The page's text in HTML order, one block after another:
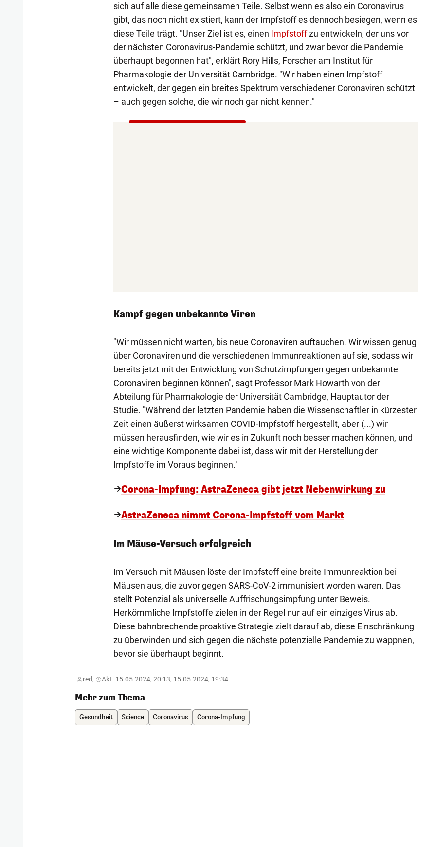
sich auf alle diese gemeinsamen Teile. Selbst wenn es also ein Coronavirus
gibt, das noch nicht existiert, kann der Impfstoff es dennoch besiegen, wenn es
diese Teile trägt. "Unser Ziel ist es, einen Impfstoffzu entwickeln, der uns vor
der nächsten Coronavirus-Pandemie schützt, und zwar bevor die Pandemie
überhaupt begonnen hat", erklärt Rory Hills, Forscher am Institut für
Pharmakologie der Universität Cambridge. "Wir haben einen Impfstoff
entwickelt, der gegen ein breites Spektrum verschiedener Coronaviren schützt
– auch gegen solche, die wir noch gar nicht kennen."
Kampf gegen unbekannte Viren
"Wir müssen nicht warten, bis neue Coronaviren auftauchen. Wir wissen genug
über Coronaviren und die verschiedenen Immunreaktionen auf sie, sodass wir
bereits jetzt mit der Entwicklung von Schutzimpfungen gegen unbekannte
Coronaviren beginnen können", sagt Professor Mark Howarth von der
Abteilung für Pharmakologie der Universität Cambridge, Hauptautor der
Studie. "Während der letzten Pandemie haben die Wissenschaftler in kürzester
Zeit einen äußerst wirksamen COVID-Impfstoff hergestellt, aber (...) wir
müssen herausfinden, wie wir es in Zukunft noch besser machen können, und
eine wichtige Komponente dabei ist, dass wir mit der Herstellung der
Impfstoffe im Voraus beginnen."
Corona-Impfung: AstraZeneca gibt jetzt Nebenwirkung zu
AstraZeneca nimmt Corona-Impfstoff vom Markt
Im Mäuse-Versuch erfolgreich
Im Versuch mit Mäusen löste der Impfstoff eine breite Immunreaktion bei
Mäusen aus, die zuvor gegen SARS-CoV-2 immunisiert worden waren. Das
stellt Potenzial als universelle Auffrischungsimpfung unter Beweis.
Herkömmliche Impfstoffe zielen in der Regel nur auf ein einziges Virus ab.
Diese bahnbrechende proaktive Strategie zielt darauf ab, diese Einschränkung
zu überwinden und sich gegen die nächste potenzielle Pandemie zu wappnen,
bevor sie überhaupt beginnt.
red, Akt. 15.05.2024, 20:13, 15.05.2024, 19:34
Mehr zum Thema
Gesundheit Science Coronavirus Corona-Impfung